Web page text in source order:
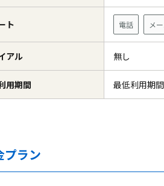
ト 電話 メ
アル 無し
用期間 最低利用期
プラン